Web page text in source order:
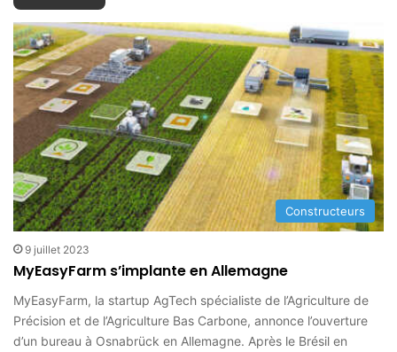
Constructeurs
9 juillet 2023
MyEasyFarm s’implante en Allemagne
MyEasyFarm, la startup AgTech spécialiste de l’Agriculture de
Précision et de l’Agriculture Bas Carbone, annonce l’ouverture
d’un bureau à Osnabrück en Allemagne. Après le Brésil en